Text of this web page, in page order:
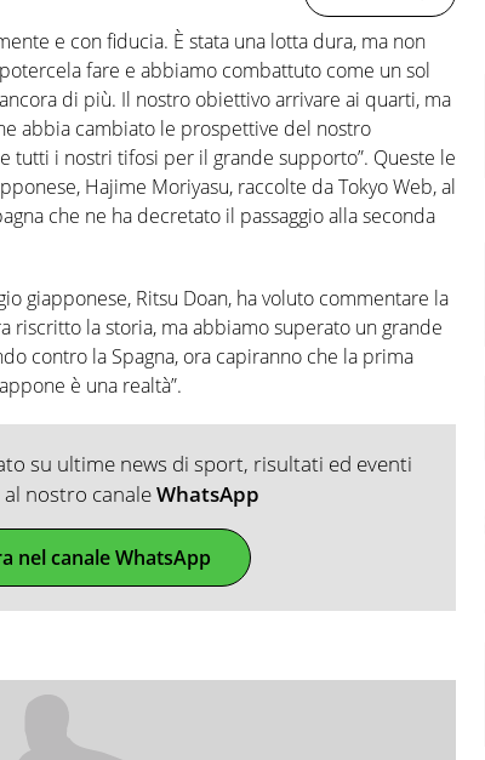
e con fiducia. È stata una lotta dura, ma non
fare e abbiamo combattuto come un sol
di più. Il nostro obiettivo arrivare ai quarti, ma
abbia cambiato le prospettive del nostro
tutti i nostri tifosi per il grande supporto”. Queste le
Hajime Moriyasu, raccolte da Tokyo Web, al
che ne ha decretato il passaggio alla seconda
giapponese, Ritsu Doan, ha voluto commentare la
riscritto la storia, ma abbiamo superato un grande
contro la Spagna, ora capiranno che la prima
è una realtà”.
su ultime news di sport, risultati ed eventi
al nostro canaleWhatsApp
nel canale WhatsApp